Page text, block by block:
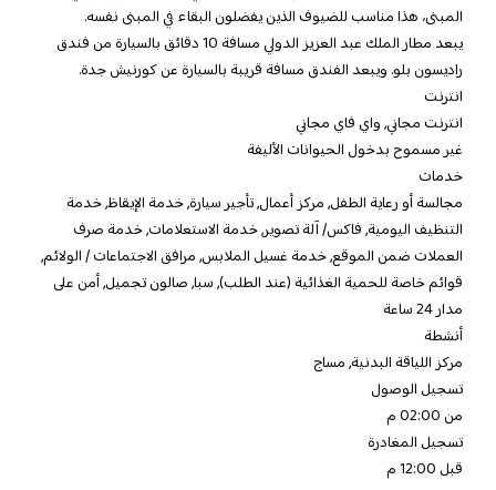
المبنى، هذا مناسب للضيوف الذين يفضلون البقاء في المبنى نفسه.
يبعد مطار الملك عبد العزيز الدولي مسافة 10 دقائق بالسيارة من فندق
راديسون بلو. ويبعد الفندق مسافة قريبة بالسيارة عن كورنيش جدة.
انترنت
انترنت مجاني, واي فاي مجاني
غير مسموح بدخول الحيوانات الأليفة
خدمات
مجالسة أو رعاية الطفل, مركز أعمال, تأجير سيارة, خدمة الإيقاظ, خدمة
التنظيف اليومية, فاكس/ آلة تصوير, خدمة الاستعلامات, خدمة صرف
العملات ضمن الموقع, خدمة غسيل الملابس, مرافق الاجتماعات / الولائم,
قوائم خاصة للحمية الغذائية (عند الطلب), سبا, صالون تجميل, أمن على
مدار 24 ساعة
أنشطة
مركز اللياقة البدنية, مساج
تسجيل الوصول
من 02:00 م
تسجيل المغادرة
قبل 12:00 م